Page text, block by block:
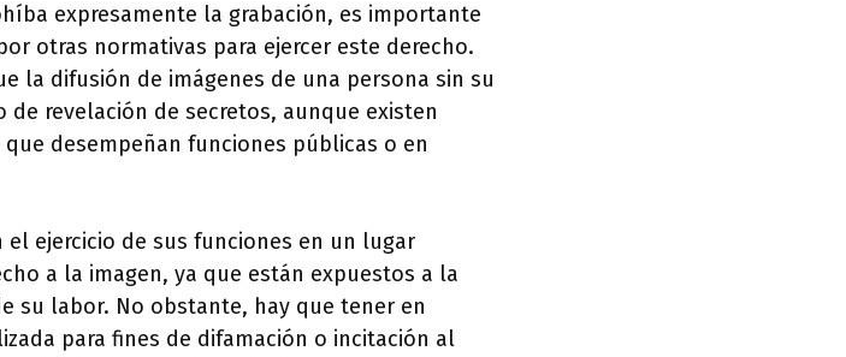
expresamente la grabación, es importante
otras normativas para ejercer este derecho.
la difusión de imágenes de una persona sin su
revelación de secretos, aunque existen
desempeñan funciones públicas o en
ejercicio de sus funciones en un lugar
a la imagen, ya que están expuestos a la
su labor. No obstante, hay que tener en
para fines de difamación o incitación al